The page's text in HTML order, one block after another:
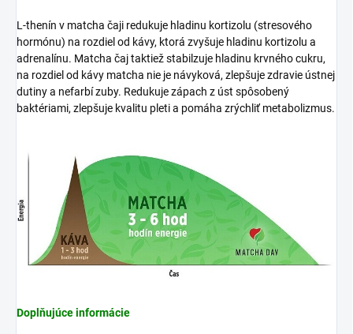
L-thenín v matcha čaji redukuje hladinu kortizolu (stresového
hormónu) na rozdiel od kávy, ktorá zvyšuje hladinu kortizolu a
adrenalínu. Matcha čaj taktiež stabilzuje hladinu krvného cukru,
na rozdiel od kávy matcha nie je návyková, zlepšuje zdravie ústnej
dutiny a nefarbí zuby. Redukuje zápach z úst spôsobený
baktériami, zlepšuje kvalitu pleti a pomáha zrýchliť metabolizmus.
Doplňujúce informácie